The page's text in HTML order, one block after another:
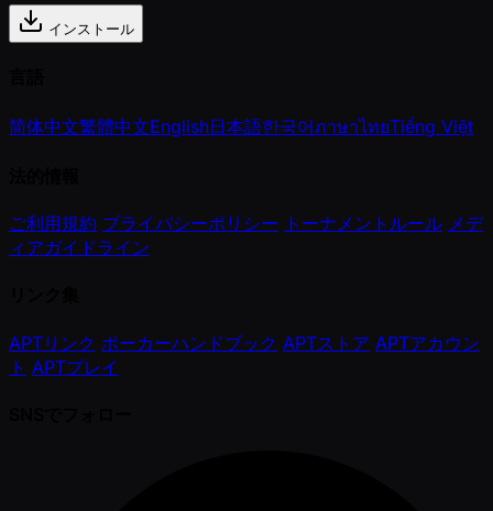
インストール
简体中文繁體中文English日本語한국어ภาษาไทยTiếng Việt
ご利用規約 プライバシーポリシー トーナメントルール メデ
ィアガイドライン
APTリンク ポーカーハンドブック APTストア APTアカウン
ト APTプレイ